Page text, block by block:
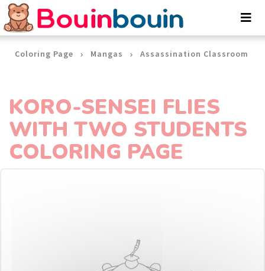
Coloring Page Mangas Assassination Classroom
KORO-SENSEI FLIES
WITH TWO STUDENTS
COLORING PAGE
Cookies management panel